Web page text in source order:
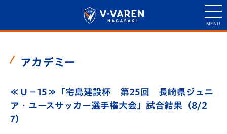
アカデミー
≪Ｕ－15≫「宅島建設杯 第25回 長崎県ジュニ
ア・ユースサッカー選手権大会」試合結果（8/2
7）